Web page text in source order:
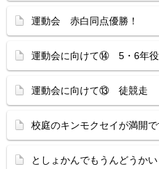
運動会 赤白同点優勝！
運動会に向けて⑭ 5・6年役
運動会に向けて⑬ 徒競走
校庭のキンモクセイが満開で
としょかんでもうんどうかい